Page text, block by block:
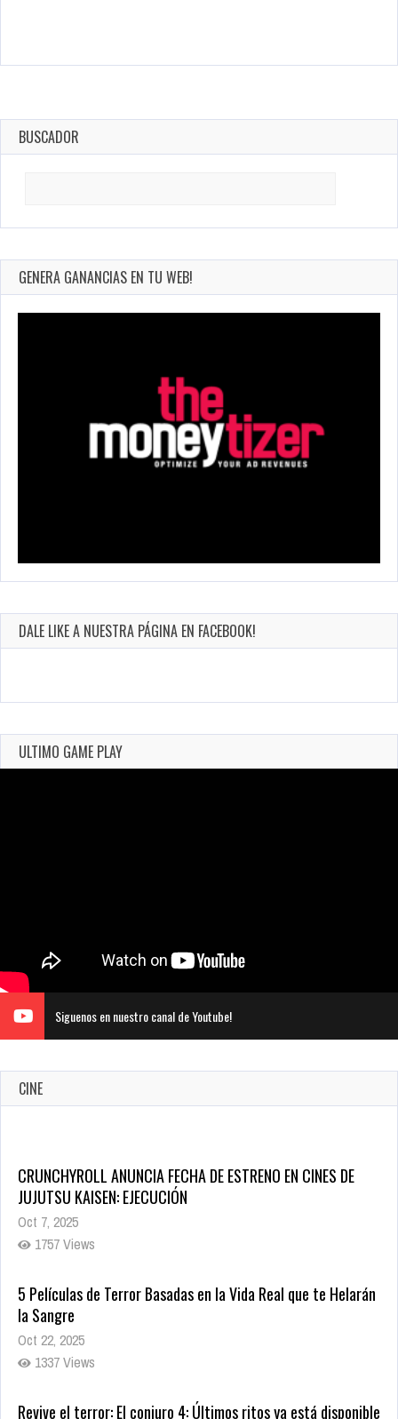
BUSCADOR
GENERA GANANCIAS EN TU WEB!
DALE LIKE A NUESTRA PÁGINA EN FACEBOOK!
ULTIMO GAME PLAY
Siguenos en nuestro canal de Youtube!
CINE
JUJUTSU KAISEN: EJECUCIÓN
Oct 7, 2025
1757 Views
la Sangre
Oct 22, 2025
1337 Views
Revive el terror: El conjuro 4: Últimos ritos ya está disponible